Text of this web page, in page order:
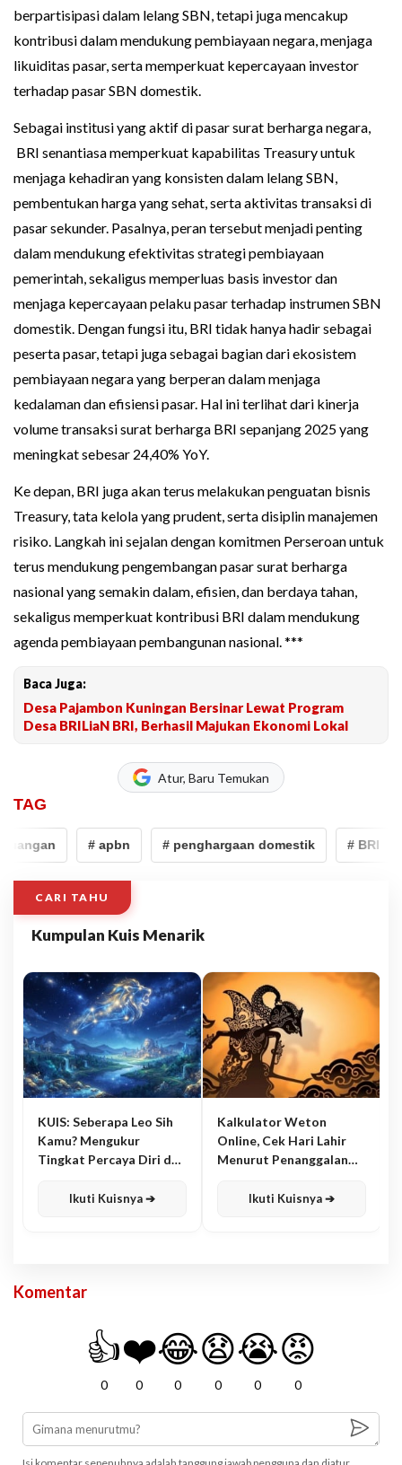
berpartisipasi dalam lelang SBN, tetapi juga mencakup
kontribusi dalam mendukung pembiayaan negara, menjaga
likuiditas pasar, serta memperkuat kepercayaan investor
terhadap pasar SBN domestik.
Sebagai institusi yang aktif di pasar surat berharga negara,
BRI senantiasa memperkuat kapabilitas Treasury untuk
menjaga kehadiran yang konsisten dalam lelang SBN,
pembentukan harga yang sehat, serta aktivitas transaksi di
pasar sekunder. Pasalnya, peran tersebut menjadi penting
dalam mendukung efektivitas strategi pembiayaan
pemerintah, sekaligus memperluas basis investor dan
menjaga kepercayaan pelaku pasar terhadap instrumen SBN
domestik. Dengan fungsi itu, BRI tidak hanya hadir sebagai
peserta pasar, tetapi juga sebagai bagian dari ekosistem
pembiayaan negara yang berperan dalam menjaga
kedalaman dan efisiensi pasar. Hal ini terlihat dari kinerja
volume transaksi surat berharga BRI sepanjang 2025 yang
meningkat sebesar 24,40% YoY.
Ke depan, BRI juga akan terus melakukan penguatan bisnis
Treasury, tata kelola yang prudent, serta disiplin manajemen
risiko. Langkah ini sejalan dengan komitmen Perseroan untuk
terus mendukung pengembangan pasar surat berharga
nasional yang semakin dalam, efisien, dan berdaya tahan,
sekaligus memperkuat kontribusi BRI dalam mendukung
agenda pembiayaan pembangunan nasional. ***
Baca Juga:
Desa Pajambon Kuningan Bersinar Lewat Program
Desa BRILiaN BRI, Berhasil Majukan Ekonomi Lokal
Atur, Baru Temukan
TAG
# apbn # penghargaan domestik # BRI
CARI TAHU
Kumpulan Kuis Menarik
KUIS: Seberapa Leo Sih
Kamu? Mengukur
Tingkat Percaya Diri dan
Ikuti Kuisnya ➔
Kalkulator Weton
Online, Cek Hari Lahir
Menurut Penanggalan
Ikuti Kuisnya ➔
Komentar
👍
0
❤️
0
😂
0
😧
0
😭
0
😡
0